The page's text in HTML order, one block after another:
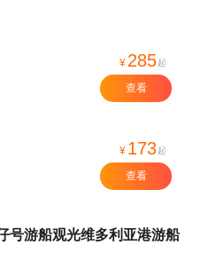
¥ 285起
查看
¥ 173起
查看
号游船观光维多利亚港游船